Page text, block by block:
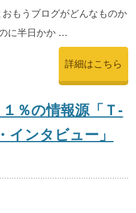
もうブログがどんなものか
に半日かか …
詳細はこちら
％の情報源「Ｔ-
インタビュー」